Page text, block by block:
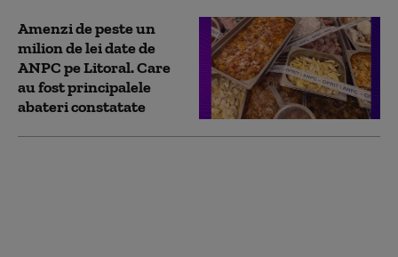
Amenzi de peste un
milion de lei date de
ANPC pe Litoral. Care
au fost principalele
abateri constatate